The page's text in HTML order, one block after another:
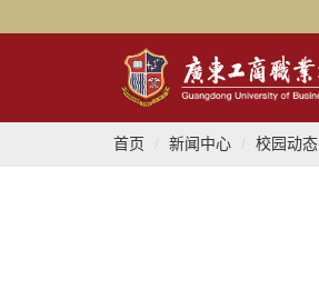
首页 新闻中心 校园动态